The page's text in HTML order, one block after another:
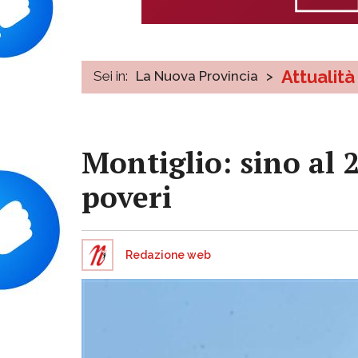
Sei in: La Nuova Provincia > Attualità
Montiglio: sino al
poveri
Redazione web